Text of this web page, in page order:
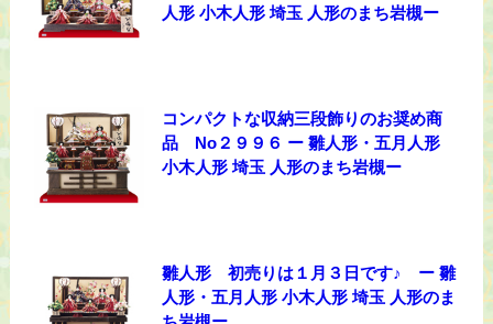
人形 小木人形 埼玉 人形のまち岩槻ー
コンパクトな収納三段飾りのお奨め商
品 No２９９６ ー 雛人形・五月人形
小木人形 埼玉 人形のまち岩槻ー
雛人形 初売りは１月３日です♪ ー 雛
人形・五月人形 小木人形 埼玉 人形のま